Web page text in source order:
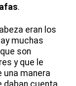
.
eran los
muchas
son
y que le
una manera